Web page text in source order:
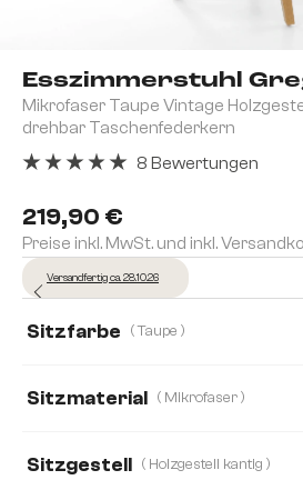
Esszimmerstuhl
Mikrofaser Taupe Vintage
drehbar Taschenfederkern
219,90 €
Preise inkl. MwSt. und inkl.
8 Bewertungen
Versandfertig ca. 28.10.26
Sitzfarbe ( Taupe )
Sitzmaterial ( Mikrofaser )
Sitzgestell ( Holzgestell kantig )